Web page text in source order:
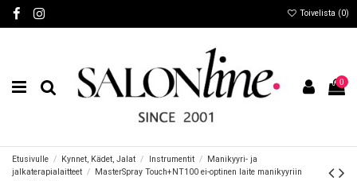
Toivelista (0)
0
Etusivulle Kynnet, Kädet, Jalat Instrumentit
Manikyyri- ja
jalkaterapialaitteet
MasterSpray Touch+NT100 ei-optinen laite manikyyriin